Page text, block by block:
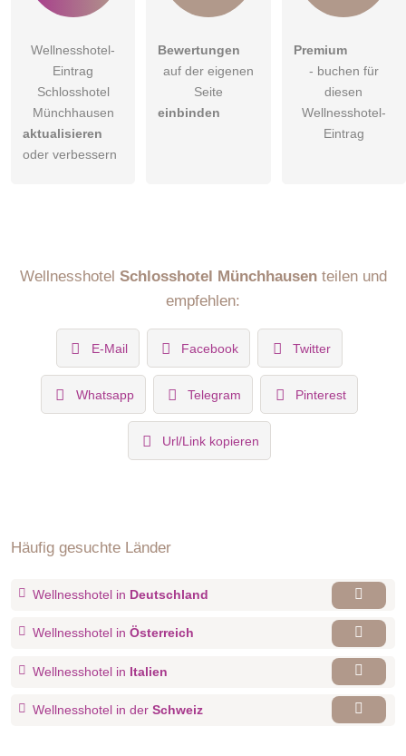
Wellnesshotel-
Eintrag
Schlosshotel
Münchhausen
aktualisieren
oder verbessern
Bewertungen
auf der eigenen
Seite
einbinden
Premium
- buchen für
diesen
Wellnesshotel-
Eintrag
Wellnesshotel Schlosshotel Münchhausenteilen und
empfehlen:
E-Mail Facebook Twitter
Whatsapp Telegram Pinterest
Url/Link kopieren
Häufig gesuchte Länder
Wellnesshotel in Deutschland
Wellnesshotel in Österreich
Wellnesshotel in Italien
Wellnesshotel in der Schweiz